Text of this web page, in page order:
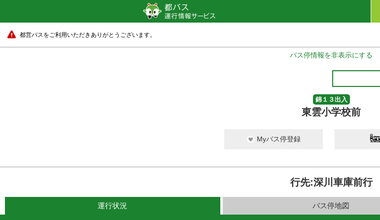
都営バスをご利用いただきありがとうございます。
バス停情報を非表示にする
錦１３出入
東雲小学校前
Myバス停登録
行先:深川車庫前行
運行状況 バス停地図